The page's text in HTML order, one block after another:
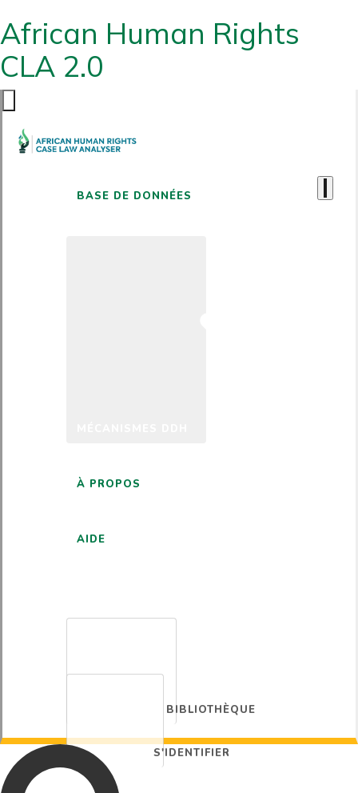
African Human Rights
CLA 2.0
BASE DE DONNÉES
À PROPOS
AIDE
BIBLIOTHÈQUE
S'IDENTIFIER